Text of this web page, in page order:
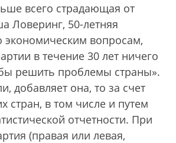
всего страдающая от
Ловеринг, 50-летняя
экономическим вопросам,
в течение 30 лет ничего
решить проблемы страны».
добавляет она, то за счет
стран, в том числе и путем
отчетности. При
(правая или левая,